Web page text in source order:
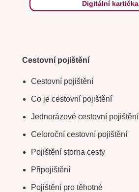
Digitální kartička
Cestovní pojištění
Cestovní pojištění
Co je cestovní pojištění
Jednorázové cestovní pojištění
Celoroční cestovní pojištění
Pojištění storna cesty
Připojištění
Pojištění pro těhotné